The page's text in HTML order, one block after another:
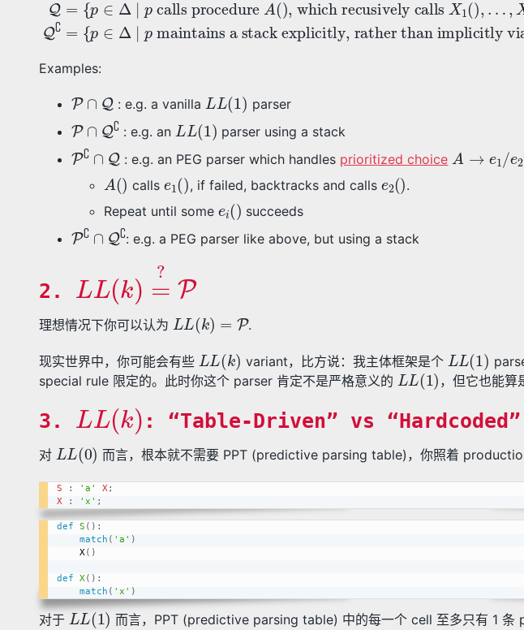
Examples:
P∩Q : e.g. a vanillaL L( 1) parser
P∩Q∁ : e.g. anL L( 1) parser using a stack
P∁ ∩ Q : e.g. an PEG parser which handles prioritized choice A e2
A () calls 1() , if failed, backtracks and calls 2( .
Repeat until some
() succeeds
P∁ ∩ Q∁: e.g. a PEG parser like above, but using a stack
2.
L L(k) = ?
P
理想情况下你可以认为 L L( k)= .
现实世界中，你可能会有些 L L( k) variant，比方说：我主体框架是个 LL( 1)
special rule 限定的。此时你这个 parser 肯定不是严格意义的 LL(1) ，但它也能
3.
L L(k)
: “Table-Driven” vs “Hardcoded”
对 L L( 0) 而言，根本就不需要 PPT (predictive parsing table)，你照着
S : 'a' X;
X
: 'x' ;
def S ( ) :
match ( 'a' )
    X
( )
def X( ) :
match ( 'x' )
对于 LL(1) 而言，PPT (predictive parsing table) 中的每一个 cell 至多只有 1